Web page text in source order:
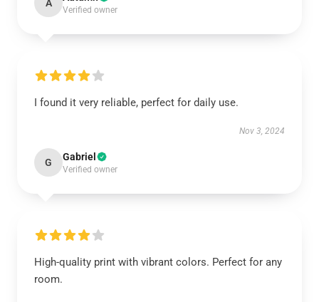
A
Verified owner
I found it very reliable, perfect for daily use.
Nov 3, 2024
G Gabriel
Verified owner
High-quality print with vibrant colors. Perfect for any
room.